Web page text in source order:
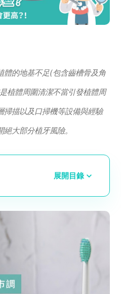
體的地基不足(包含齒槽骨及角
植體周圍清潔不當引發植體周
掃描以及口掃機等設備與經驗
大部分植牙風險。
展開目錄